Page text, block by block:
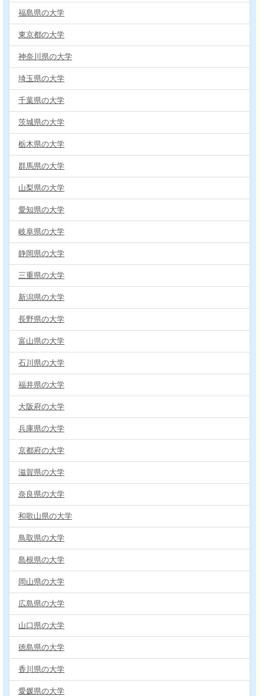
福島県の大学
東京都の大学
神奈川県の大学
埼玉県の大学
千葉県の大学
茨城県の大学
栃木県の大学
群馬県の大学
山梨県の大学
愛知県の大学
岐阜県の大学
静岡県の大学
三重県の大学
新潟県の大学
長野県の大学
富山県の大学
石川県の大学
福井県の大学
大阪府の大学
兵庫県の大学
京都府の大学
滋賀県の大学
奈良県の大学
和歌山県の大学
鳥取県の大学
島根県の大学
岡山県の大学
広島県の大学
山口県の大学
徳島県の大学
香川県の大学
愛媛県の大学